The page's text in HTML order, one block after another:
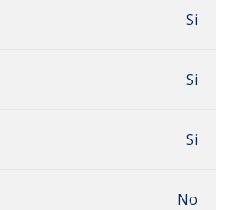
Si
Si
Si
No